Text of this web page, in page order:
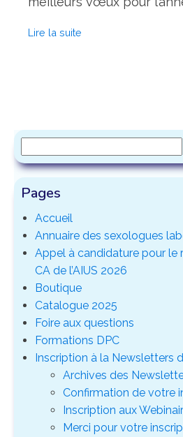
Lire la suite
Pages
Accueil
Annuaire des sexologues
Appel à candidature pour le
CA de l’AIUS 2026
Boutique
Catalogue 2025
Foire aux questions
Formations DPC
Inscription à la Newsletters
Archives des
Confirmation de votre
Inscription aux
Merci pour votre